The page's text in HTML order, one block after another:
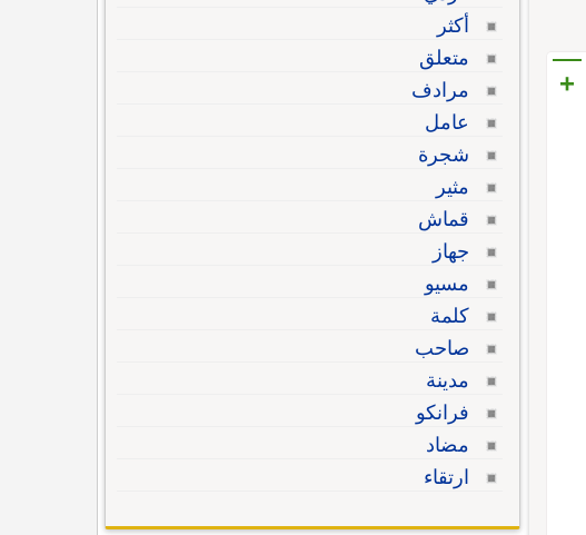
+
أكثر
متعلق
مرادف
عامل
شجرة
مثير
قماش
جهاز
مسيو
كلمة
صاحب
مدينة
فرانكو
مضاد
ارتقاء